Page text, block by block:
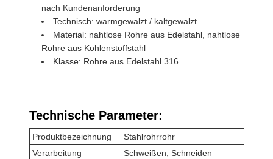
nach Kundenanforderung
Technisch: warmgewalzt / kaltgewalzt
Material: nahtlose Rohre aus Edelstahl, nahtlose
Rohre aus Kohlenstoffstahl
Klasse: Rohre aus Edelstahl 316
Technische Parameter:
Produktbezeichnung
Stahlrohrrohr
Verarbeitung
Schweißen, Schneiden